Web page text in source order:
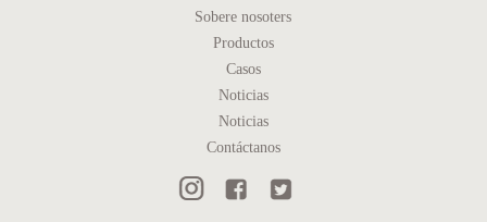
Sobere nosoters
Productos
Casos
Noticias
Noticias
Contáctanos